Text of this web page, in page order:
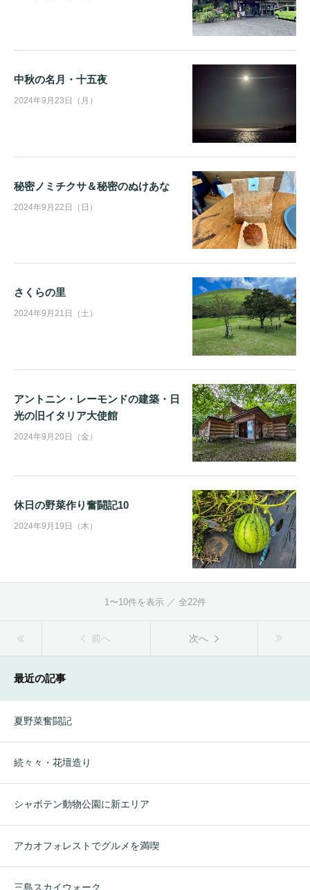
中秋の名月・十五夜
2024年9月23日（月）
秘密ノミチクサ＆秘密のぬけあな
2024年9月22日（日）
さくらの里
2024年9月21日（土）
アントニン・レーモンドの建築・日
光の旧イタリア大使館
2024年9月20日（金）
休日の野菜作り奮闘記10
2024年9月19日（木）
1〜10件を表示 ／ 全22件
前へ 次へ
最近の記事
夏野菜奮闘記
続々々・花壇造り
シャボテン動物公園に新エリア
アカオフォレストでグルメを満喫
三島スカイウォーク